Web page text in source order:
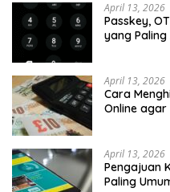
April 13, 2026
Passkey,
yang Paling
April 13, 2026
Cara
Online agar
April 13, 2026
Pengajuan
Paling